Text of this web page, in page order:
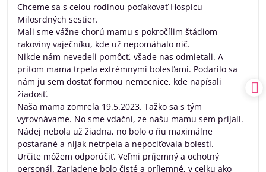
5
Chceme sa s celou rodinou poďakovať Hospicu
Milosrdných sestier.
Mali sme vážne chorú mamu s pokročílim štádiom
rakoviny vaječníku, kde už nepomáhalo nič.
Nikde nám nevedeli pomôcť, všade nas odmietali. A
pritom mama trpela extrémnymi bolesťami. Podarilo sa
nám ju sem dostať formou nemocnice, kde napísali
žiadosť.
Naša mama zomrela 19.5.2023. Tažko sa s tým
vyrovnávame. No sme vďační, ze našu mamu sem prijali.
Nádej nebola už žiadna, no bolo o ňu maximálne
postarané a nijak netrpela a nepociťovala bolesti.
Určite môžem odporúčiť. Veľmi príjemný a ochotný
personál. Zariadene bolo čisté a príjemné, v celku ako